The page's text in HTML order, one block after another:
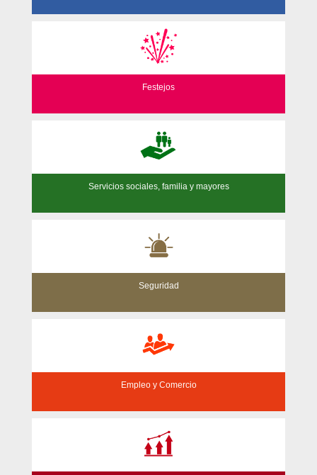
Festejos
Servicios sociales, familia y mayores
Seguridad
Empleo y Comercio